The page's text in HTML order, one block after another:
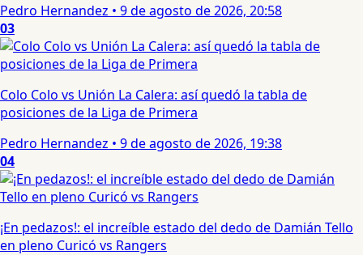
Pedro Hernandez • 9 de agosto de 2026, 20:58
03
Colo Colo vs Unión La Calera: así quedó la tabla de
posiciones de la Liga de Primera
Pedro Hernandez • 9 de agosto de 2026, 19:38
04
¡En pedazos!: el increíble estado del dedo de Damián Tello
en pleno Curicó vs Rangers